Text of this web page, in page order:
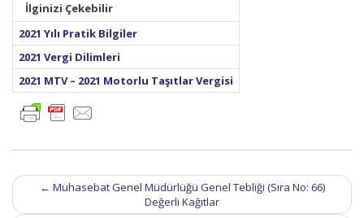
İlginizi Çekebilir
2021 Yılı Pratik Bilgiler
2021 Vergi Dilimleri
2021 MTV – 2021 Motorlu Taşıtlar Vergisi
Post
navigation
← Muhasebat Genel Müdürlüğü Genel Tebliği (Sıra No: 66)
Değerli Kağıtlar